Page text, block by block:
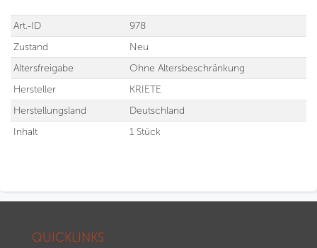
Technisches
Merkmal
Wert
Art.-ID
978
Zustand
Neu
Altersfreigabe
Ohne Altersbeschränkung
Hersteller
KRIETE
Herstellungsland
Deutschland
Inhalt
1 Stück
QUICKLINKS